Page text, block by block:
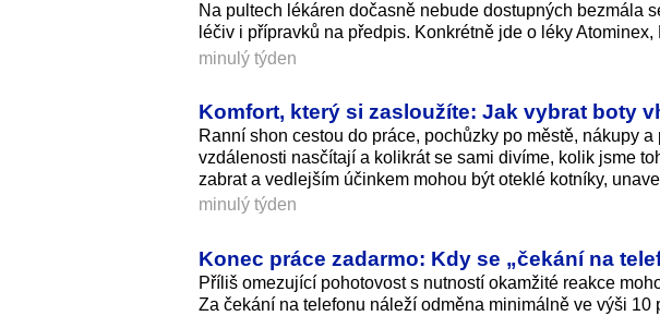
Na pultech lékáren dočasně nebude dostupných bezmála
léčiv i přípravků na předpis. Konkrétně jde o léky
minulý týden
Komfort, který si zasloužíte: Jak vybrat boty
Ranní shon cestou do práce, pochůzky po městě, nákupy
vzdálenosti nasčítají a kolikrát se sami divíme, kolik jsme
zabrat a vedlejším účinkem mohou být oteklé kotníky,
minulý týden
Konec práce zadarmo: Kdy se „čekání na
Příliš omezující pohotovost s nutností okamžité reakce
Za čekání na telefonu náleží odměna minimálně ve výši